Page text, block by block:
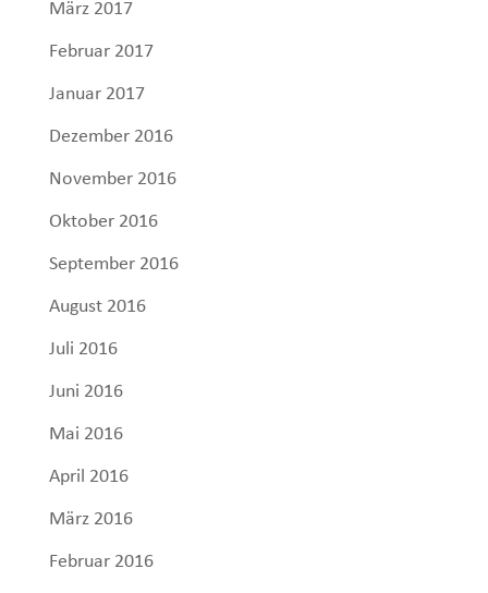
März 2017
Februar 2017
Januar 2017
Dezember 2016
November 2016
Oktober 2016
September 2016
August 2016
Juli 2016
Juni 2016
Mai 2016
April 2016
März 2016
Februar 2016